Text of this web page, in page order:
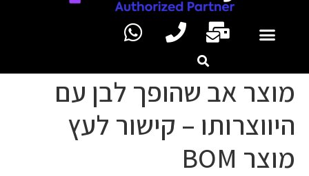
מוצר אב שהופך לבן עם
היווצרותו – קישור לעץ
מוצר BOM